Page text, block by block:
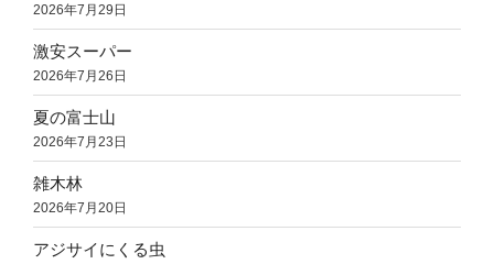
2026年7月29日
激安スーパー
2026年7月26日
夏の富士山
2026年7月23日
雑木林
2026年7月20日
アジサイにくる虫